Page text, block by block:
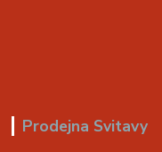
Prodejna Svitavy